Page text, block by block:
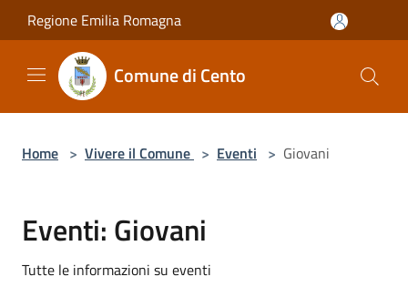
Salta al contenuto principale
Regione Emilia Romagna
Comune di Cento
Home > Vivere il Comune > Eventi > Giovani
Eventi: Giovani
Tutte le informazioni su eventi